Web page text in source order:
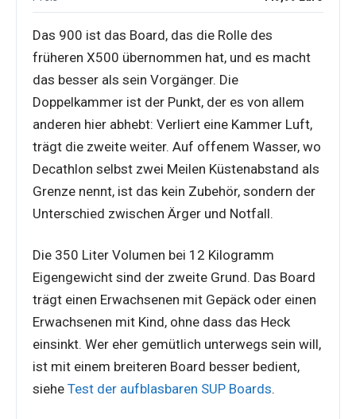
Das 900 ist das Board, das die Rolle des
früheren X500 übernommen hat, und es macht
das besser als sein Vorgänger. Die
Doppelkammer ist der Punkt, der es von allem
anderen hier abhebt: Verliert eine Kammer Luft,
trägt die zweite weiter. Auf offenem Wasser, wo
Decathlon selbst zwei Meilen Küstenabstand als
Grenze nennt, ist das kein Zubehör, sondern der
Unterschied zwischen Ärger und Notfall.
Die 350 Liter Volumen bei 12 Kilogramm
Eigengewicht sind der zweite Grund. Das Board
trägt einen Erwachsenen mit Gepäck oder einen
Erwachsenen mit Kind, ohne dass das Heck
einsinkt. Wer eher gemütlich unterwegs sein will,
ist mit einem breiteren Board besser bedient,
siehe Test der aufblasbaren SUP Boards.